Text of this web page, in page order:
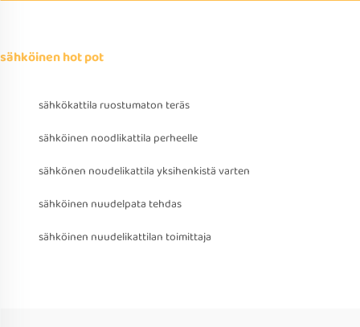
sähköinen hot pot
sähkökattila ruostumaton teräs
sähköinen noodlikattila perheelle
sähkönen noudelikattila yksihenkistä varten
sähköinen nuudelpata tehdas
sähköinen nuudelikattilan toimittaja